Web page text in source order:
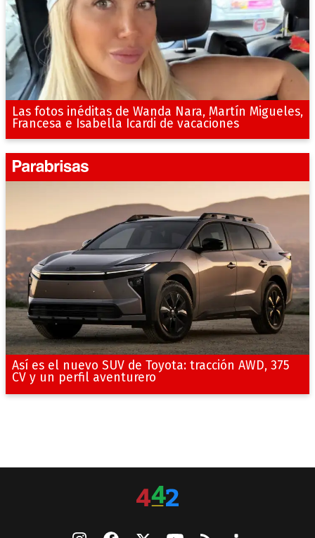
Las fotos inéditas de Wanda Nara, Martín Migueles,
Francesa e Isabella Icardi de vacaciones
Así es el nuevo SUV de Toyota: tracción AWD, 375
CV y un perfil aventurero